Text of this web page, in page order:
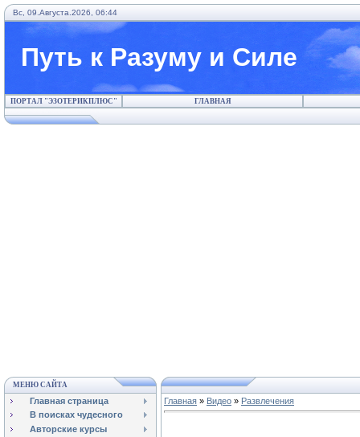
Вс, 09.Августа.2026, 06:44
Путь к Разуму и Силе
ПОРТАЛ "ЭЗОТЕРИКПЛЮС" ГЛАВНАЯ
МЕНЮ САЙТА
Главная страница
В поисках чудесного
Авторские курсы
Главная » Видео » Развлечения